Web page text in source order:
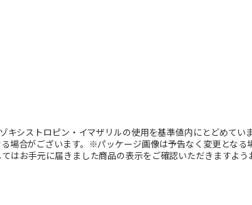
キシストロピン・イマザリルの使用を基準値内にとどめていま
場合がございます。※パッケージ画像は予告なく変更となる
はお手元に届きました商品の表示をご確認いただきますよう